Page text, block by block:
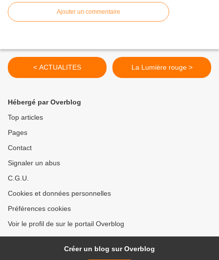
Ajouter un commentaire
< ACTUALITES La Lumière rouge >
Hébergé par Overblog
Top articles
Pages
Contact
Signaler un abus
C.G.U.
Cookies et données personnelles
Préférences cookies
Voir le profil de sur le portail Overblog
Créer un blog sur Overblog